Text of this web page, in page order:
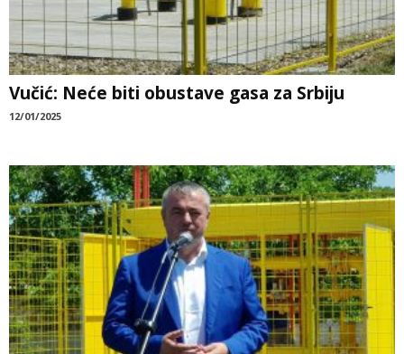
Vučić: Neće biti obustave gasa za Srbiju
12/01/2025